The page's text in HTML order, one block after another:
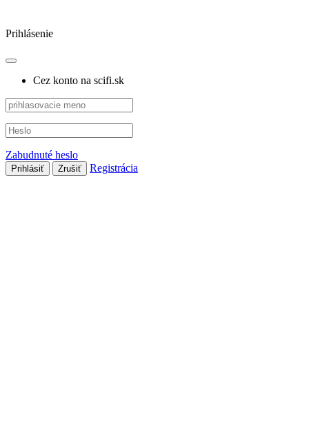
Prihlásenie
Cez konto na scifi.sk
Zabudnuté heslo
Prihlásiť Zrušiť Registrácia